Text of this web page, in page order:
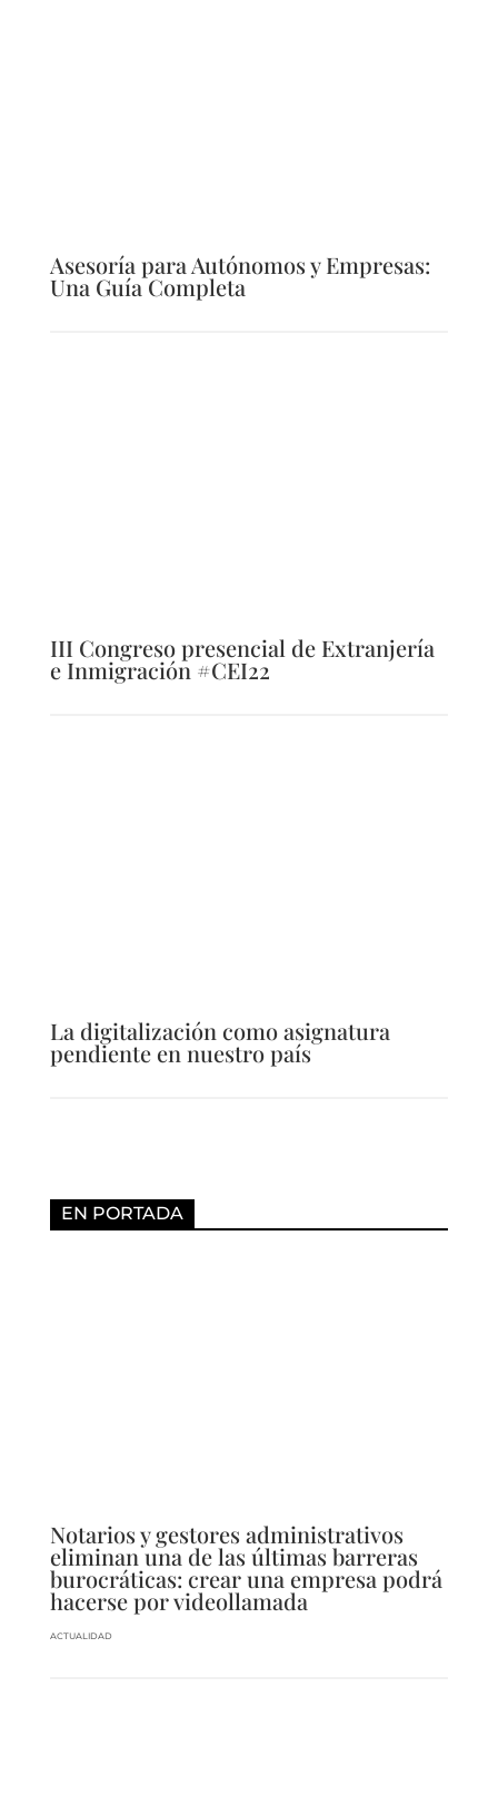
Asesoría para Autónomos y Empresas:
Una Guía Completa
III Congreso presencial de Extranjería
e Inmigración #CEI22
La digitalización como asignatura
pendiente en nuestro país
EN PORTADA
Notarios y gestores administrativos
eliminan una de las últimas barreras
burocráticas: crear una empresa podrá
hacerse por videollamada
ACTUALIDAD